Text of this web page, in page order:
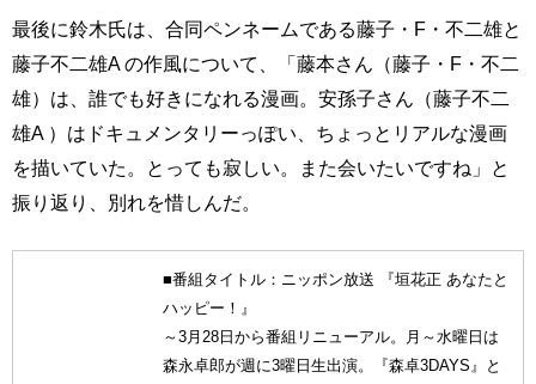
最後に鈴木氏は、合同ペンネームである藤子・F・不二雄と
藤子不二雄A の作風について、「藤本さん（藤子・F・不二
雄）は、誰でも好きになれる漫画。安孫子さん（藤子不二
雄A ）はドキュメンタリーっぽい、ちょっとリアルな漫画
を描いていた。とっても寂しい。また会いたいですね」と
振り返り、別れを惜しんだ。
■番組タイトル：ニッポン放送 『垣花正 あなたと
ハッピー！』
～3月28日から番組リニューアル。月～水曜日は
森永卓郎が週に3曜日生出演。『森卓3DAYS』と